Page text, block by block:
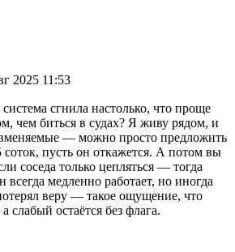
2025 11:53
сгнила настолько, что проще
чем биться в судах? Я живу рядом, и
— можно просто предложить
пусть он откажется. А потом вы
соседа только цепляться — тогда
всегда медленно работает, но иногда
веру — такое ощущение, что
слабый остаётся без флага.